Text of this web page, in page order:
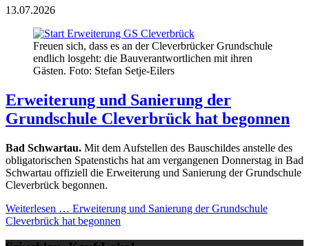
13.07.2026
Freuen sich, dass es an der Cleverbrücker Grundschule
endlich losgeht: die Bauverantwortlichen mit ihren
Gästen. Foto: Stefan Setje-Eilers
Erweiterung und Sanierung der
Grundschule Cleverbrück hat begonnen
Bad Schwartau. Mit dem Aufstellen des Bauschildes anstelle des
obligatorischen Spatenstichs hat am vergangenen Donnerstag in Bad
Schwartau offiziell die Erweiterung und Sanierung der Grundschule
Cleverbrück begonnen.
Weiterlesen … Erweiterung und Sanierung der Grundschule
Cleverbrück hat begonnen